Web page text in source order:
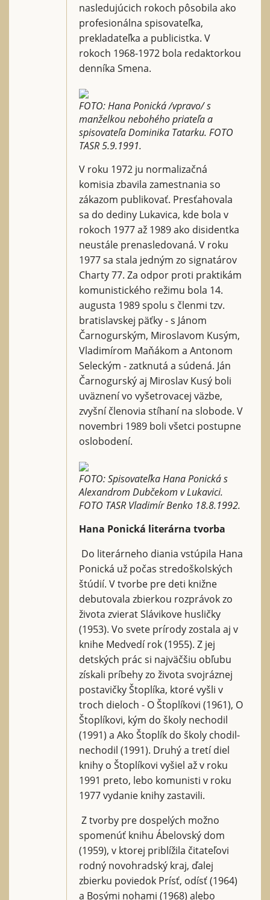
nasledujúcich rokoch pôsobila ako
profesionálna spisovateľka,
prekladateľka a publicistka. V
rokoch 1968-1972 bola redaktorkou
denníka Smena.
FOTO: Hana Ponická /vpravo/ s
manželkou nebohého priateľa a
spisovateľa Dominika Tatarku. FOTO
TASR 5.9.1991.
V roku 1972 ju normalizačná
komisia zbavila zamestnania so
zákazom publikovať. Presťahovala
sa do dediny Lukavica, kde bola v
rokoch 1977 až 1989 ako disidentka
neustále prenasledovaná. V roku
1977 sa stala jedným zo signatárov
Charty 77. Za odpor proti praktikám
komunistického režimu bola 14.
augusta 1989 spolu s členmi tzv.
bratislavskej päťky - s Jánom
Čarnogurským, Miroslavom Kusým,
Vladimírom Maňákom a Antonom
Seleckým - zatknutá a súdená. Ján
Čarnogurský aj Miroslav Kusý boli
uväznení vo vyšetrovacej väzbe,
zvyšní členovia stíhaní na slobode. V
novembri 1989 boli všetci postupne
oslobodení.
FOTO: Spisovateľka Hana Ponická s
Alexandrom Dubčekom v Lukavici.
FOTO TASR Vladimír Benko 18.8.1992.
Hana Ponická literárna tvorba
Do literárneho diania vstúpila Hana
Ponická už počas stredoškolských
štúdií. V tvorbe pre deti knižne
debutovala zbierkou rozprávok zo
života zvierat Slávikove husličky
(1953). Vo svete prírody zostala aj v
knihe Medvedí rok (1955). Z jej
detských prác si najväčšiu obľubu
získali príbehy zo života svojráznej
postavičky Štoplíka, ktoré vyšli v
troch dieloch - O Štoplíkovi (1961), O
Štoplíkovi, kým do školy nechodil
(1991) a Ako Štoplík do školy chodil-
nechodil (1991). Druhý a tretí diel
knihy o Štoplíkovi vyšiel až v roku
1991 preto, lebo komunisti v roku
1977 vydanie knihy zastavili.
Z tvorby pre dospelých možno
spomenúť knihu Ábelovský dom
(1959), v ktorej priblížila čitateľovi
rodný novohradský kraj, ďalej
zbierku poviedok Prísť, odísť (1964)
a Bosými nohami (1968) alebo